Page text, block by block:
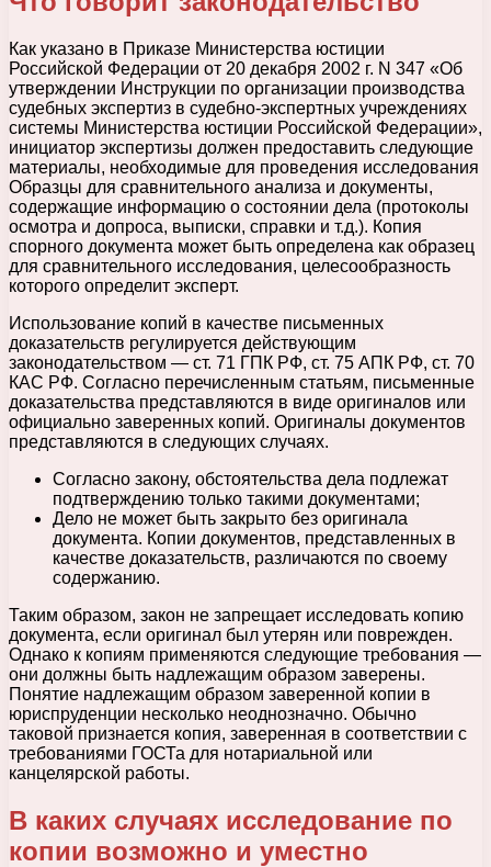
Как указано в Приказе Министерства юстиции
Российской Федерации от 20 декабря 2002 г. N 347 «Об
утверждении Инструкции по организации производства
судебных экспертиз в судебно-экспертных учреждениях
системы Министерства юстиции Российской Федерации»,
инициатор экспертизы должен предоставить следующие
материалы, необходимые для проведения исследования
Образцы для сравнительного анализа и документы,
содержащие информацию о состоянии дела (протоколы
осмотра и допроса, выписки, справки и т.д.). Копия
спорного документа может быть определена как образец
для сравнительного исследования, целесообразность
которого определит эксперт.
Использование копий в качестве письменных
доказательств регулируется действующим
законодательством — ст. 71 ГПК РФ, ст. 75 АПК РФ, ст. 70
КАС РФ. Согласно перечисленным статьям, письменные
доказательства представляются в виде оригиналов или
официально заверенных копий. Оригиналы документов
представляются в следующих случаях.
Согласно закону, обстоятельства дела подлежат
подтверждению только такими документами;
Дело не может быть закрыто без оригинала
документа. Копии документов, представленных в
качестве доказательств, различаются по своему
содержанию.
Таким образом, закон не запрещает исследовать копию
документа, если оригинал был утерян или поврежден.
Однако к копиям применяются следующие требования —
они должны быть надлежащим образом заверены.
Понятие надлежащим образом заверенной копии в
юриспруденции несколько неоднозначно. Обычно
таковой признается копия, заверенная в соответствии с
требованиями ГОСТа для нотариальной или
канцелярской работы.
В каких случаях исследование по
копии возможно и уместно